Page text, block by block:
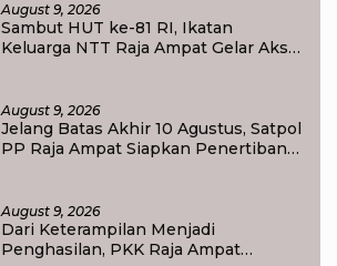
August 9, 2026
Sambut HUT ke-81 RI, Ikatan
Keluarga NTT Raja Ampat Gelar Aksi
August 9, 2026
Jelang Batas Akhir 10 Agustus, Satpol
PP Raja Ampat Siapkan Penertiban
August 9, 2026
Dari Keterampilan Menjadi
Penghasilan, PKK Raja Ampat